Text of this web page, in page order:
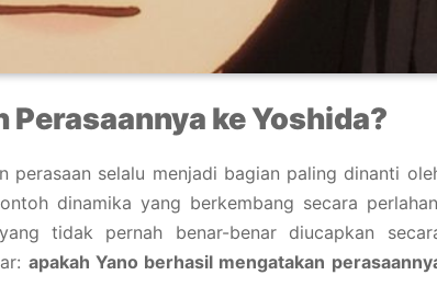
ke Yoshida?
selalu menjadi bagian paling dinanti
dinamika yang berkembang secara
tidak pernah benar-benar diucapkan
apakah Yano berhasil mengatakan